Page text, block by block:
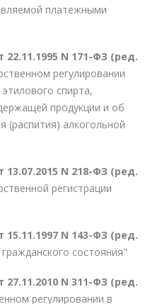
платежными
N 171-ФЗ (ред.
регулировании
спирта,
продукции и об
(распития) алкогольной
N 218-ФЗ (ред.
регистрации
N 143-ФЗ (ред.
состояния"
N 311-ФЗ (ред.
регулировании в